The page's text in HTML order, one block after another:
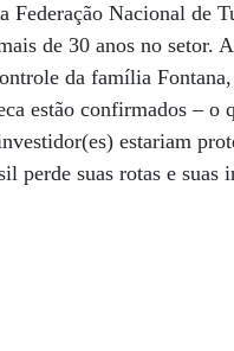
Federação Nacional de
de 30 anos no setor.
da família
estão confirmados –
estariam
perde suas rotas e suas